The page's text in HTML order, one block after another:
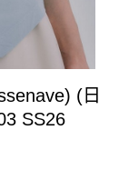
(日
SS26